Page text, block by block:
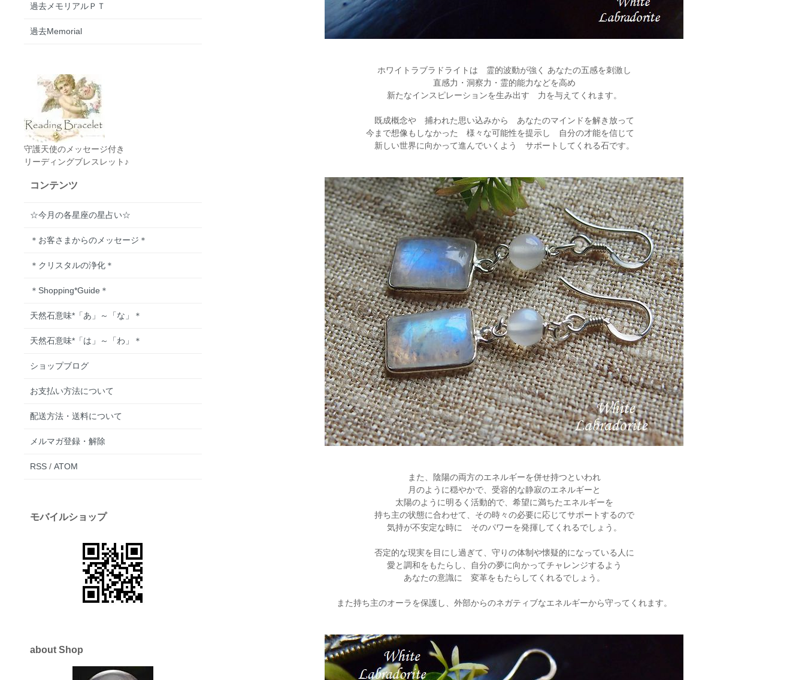
ホワイトラブラドライトは 霊的波動が強く あなたの五感を刺激し
直感力・洞察力・霊的能力などを高め
新たなインスピレーションを生み出す 力を与えてくれます。
既成概念や 捕われた思い込みから あなたのマインドを解き放って
今まで想像もしなかった 様々な可能性を提示し 自分の才能を信じて
新しい世界に向かって進んでいくよう サポートしてくれる石です。
また、陰陽の両方のエネルギーを併せ持つといわれ
月のように穏やかで、受容的な静寂のエネルギーと
太陽のように明るく活動的で、希望に満ちたエネルギーを
持ち主の状態に合わせて、その時々の必要に応じてサポートするので
気持が不安定な時に そのパワーを発揮してくれるでしょう。
否定的な現実を目にし過ぎて、守りの体制や懐疑的になっている人に
愛と調和をもたらし、自分の夢に向かってチャレンジするよう
あなたの意識に 変革をもたらしてくれるでしょう。
また持ち主のオーラを保護し、外部からのネガティブなエネルギーから守ってくれます。
過去メモリアルＰＴ
過去Memorial
守護天使のメッセージ付き
リーディングブレスレット♪
コンテンツ
☆今月の各星座の星占い☆
＊お客さまからのメッセージ＊
＊クリスタルの浄化＊
＊Shopping*Guide＊
天然石意味*「あ」～「な」＊
天然石意味*「は」～「わ」＊
ショップブログ
お支払い方法について
配送方法・送料について
メルマガ登録・解除
RSS/ ATOM
モバイルショップ
about Shop